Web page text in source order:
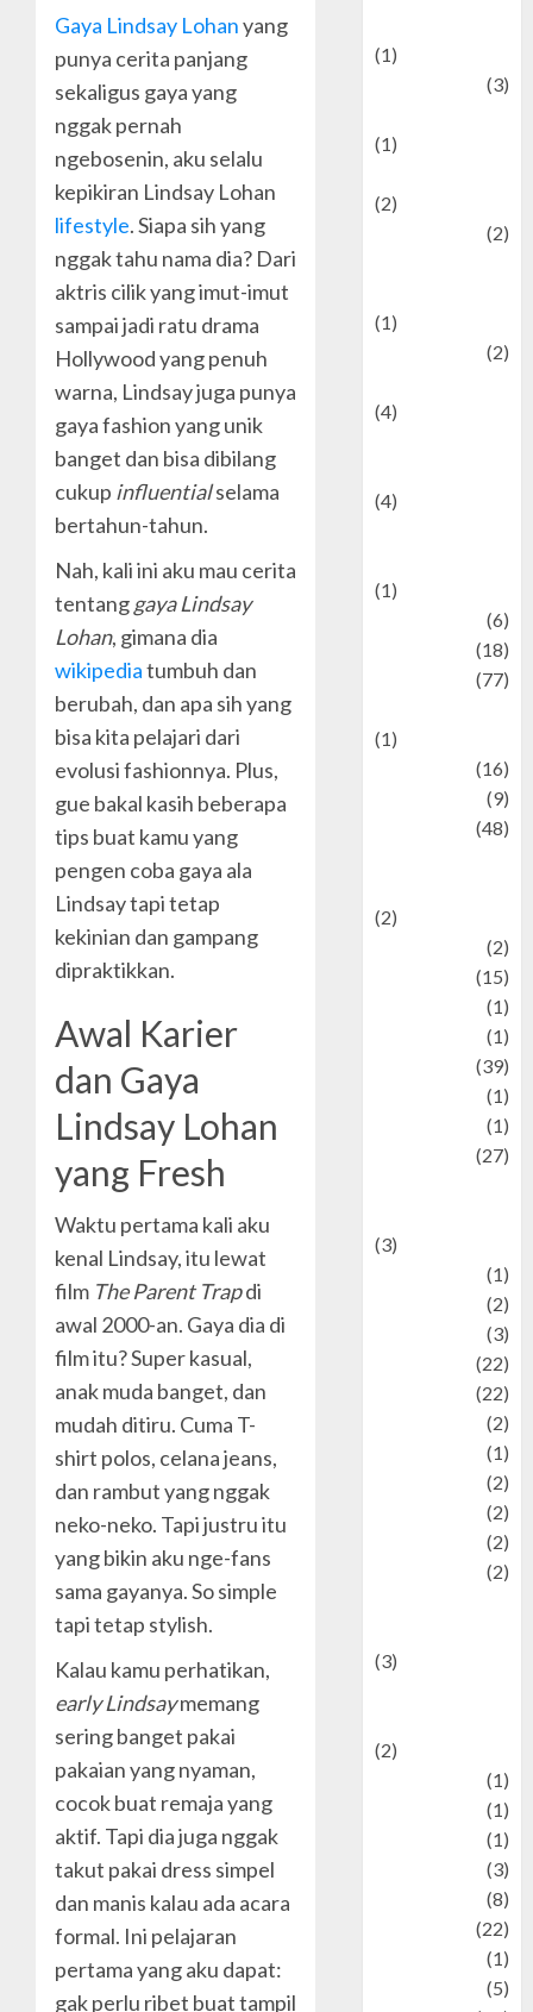
Gaya Lindsay Lohanyang
punya cerita panjang
sekaligus gaya yang
nggak pernah
ngebosenin, aku selalu
kepikiran Lindsay Lohan
lifestyle. Siapa sih yang
nggak tahu nama dia? Dari
aktris cilik yang imut-imut
sampai jadi ratu drama
Hollywood yang penuh
warna, Lindsay juga punya
gaya fashion yang unik
banget dan bisa dibilang
cukup influentialselama
bertahun-tahun.
Nah, kali ini aku mau cerita
tentanggaya Lindsay
Lohan, gimana dia
wikipediatumbuh dan
berubah, dan apa sih yang
bisa kita pelajari dari
evolusi fashionnya. Plus,
gue bakal kasih beberapa
tips buat kamu yang
pengen coba gaya ala
Lindsay tapi tetap
kekinian dan gampang
dipraktikkan.
Awal Karier
dan Gaya
Lindsay Lohan
yang Fresh
Waktu pertama kali aku
kenal Lindsay, itu lewat
film The Parent Trapdi
awal 2000-an. Gaya dia di
film itu? Super kasual,
anak muda banget, dan
mudah ditiru. Cuma T-
shirt polos, celana jeans,
dan rambut yang nggak
neko-neko. Tapi justru itu
yang bikin aku nge-fans
sama gayanya. So simple
tapi tetap stylish.
Kalau kamu perhatikan,
early Lindsaymemang
sering banget pakai
pakaian yang nyaman,
cocok buat remaja yang
aktif. Tapi dia juga nggak
takut pakai dress simpel
dan manis kalau ada acara
formal. Ini pelajaran
pertama yang aku dapat:
gak perlu ribet buat tampil
(1)
(3)
(1)
(2)
(2)
(1)
(2)
(4)
(4)
(1)
(6)
(18)
(77)
(1)
(16)
(9)
(48)
(2)
(2)
(15)
(1)
(1)
(39)
(1)
(1)
(27)
(3)
(1)
(2)
(3)
(22)
(22)
(2)
(1)
(2)
(2)
(2)
(2)
(3)
(2)
(1)
(1)
(1)
(3)
(8)
(22)
(1)
(5)